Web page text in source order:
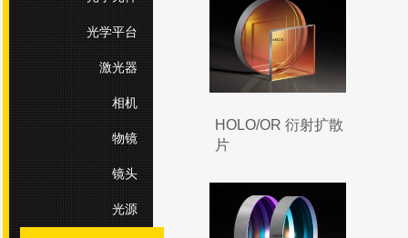
光学平台
激光器
相机
物镜
镜头
光源
HOLO/OR 衍射扩散
片